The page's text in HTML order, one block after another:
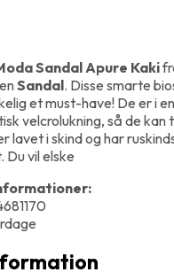
Sandal Apure Kaki
Sandal. Disse smarte
et must-have! De er i
velcrolukning, så de kan
lavet i skind og har
vil elske